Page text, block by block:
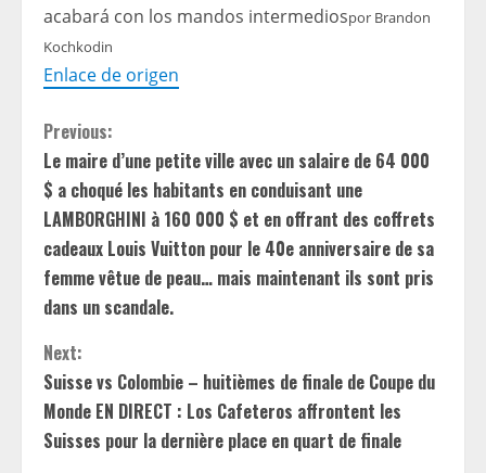
acabará con los mandos intermediospor Brandon
Kochkodin
Enlace de origen
C
o
n
t
i
n
u
e
Previous:
Le maire d’une petite ville avec un salaire de 64 000
$ a choqué les habitants en conduisant une
LAMBORGHINI à 160 000 $ et en offrant des coffrets
cadeaux Louis Vuitton pour le 40e anniversaire de sa
femme vêtue de peau… mais maintenant ils sont pris
dans un scandale.
Next:
Suisse vs Colombie – huitièmes de finale de Coupe du
Monde EN DIRECT : Los Cafeteros affrontent les
Suisses pour la dernière place en quart de finale